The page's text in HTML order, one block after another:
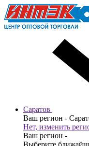
Саратов
Ваш регион -
Нет, изменить
Ваш регион -
Выберите